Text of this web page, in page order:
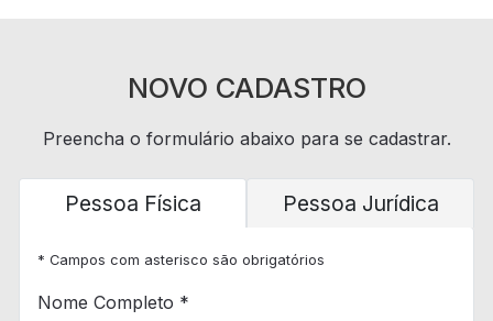
NOVO CADASTRO
Preencha o formulário abaixo para se cadastrar.
Pessoa Física Pessoa Jurídica
* Campos com asterisco são obrigatórios
Nome Completo *